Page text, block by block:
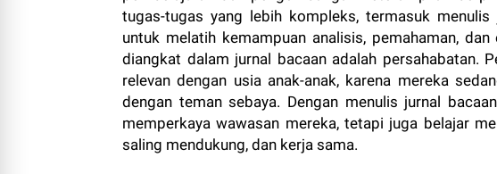
tugas-tugas yang lebih kompleks, termasuk
untuk melatih kemampuan analisis, pemahaman,
diangkat dalam jurnal bacaan adalah persahabatan.
relevan dengan usia anak-anak, karena mereka
dengan teman sebaya. Dengan menulis jurnal
memperkaya wawasan mereka, tetapi juga belajar
saling mendukung, dan kerja sama.